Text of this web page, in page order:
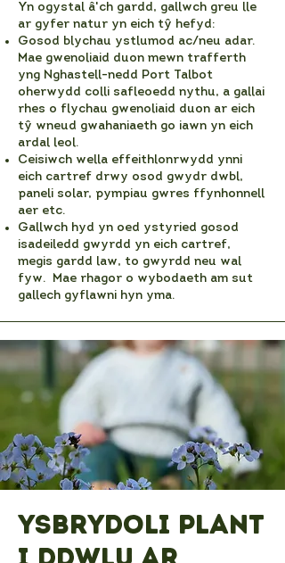
Yn ogystal â'ch gardd, gallwch greu lle
ar gyfer natur yn eich tŷ hefyd:
Gosod blychau ystlumod ac/neu adar.
Mae gwenoliaid duon mewn trafferth
yng Nghastell-nedd Port Talbot
oherwydd colli safleoedd nythu, a gallai
rhes o flychau gwenoliaid duon ar eich
tŷ wneud gwahaniaeth go iawn yn eich
ardal leol.
Ceisiwch wella effeithlonrwydd ynni
eich cartref drwy osod gwydr dwbl,
paneli solar, pympiau gwres ffynhonnell
aer etc.
Gallwch hyd yn oed ystyried gosod
isadeiledd gwyrdd yn eich cartref,
megis gardd law, to gwyrdd neu wal
fyw. Mae rhagor o wybodaeth am sut
gallech gyflawni hyn yma.
Ysbrydoli plant